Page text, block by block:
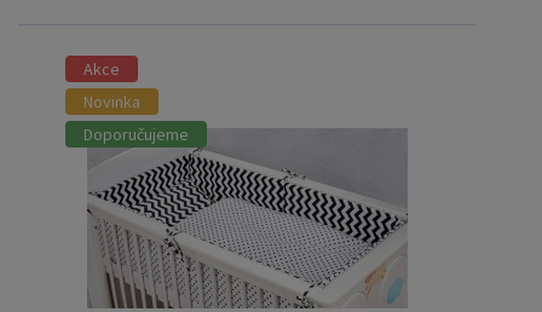
Akce
Novinka
Doporučujeme